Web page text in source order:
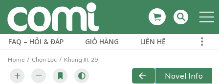
FAQ – HỎI & ĐÁP GIỎ HÀNG LIÊN HỆ
Home Chọn Lọc Khung III: 29
Novel Info